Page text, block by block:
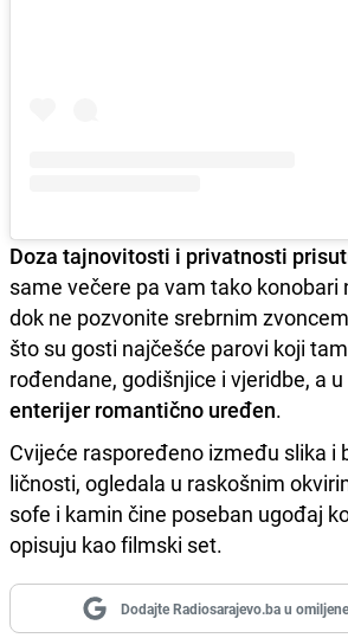
Doza tajnovitosti i privatnosti
same večere pa vam tako konobari
dok ne pozvonite srebrnim
što su gosti najčešće parovi koji
rođendane, godišnjice i vjeridbe, a
enterijer romantično uređen.
Cvijeće raspoređeno između slika i
ličnosti, ogledala u raskošnim
sofe i kamin čine poseban ugođaj
opisuju kao filmski set.
Dodajte Radiosarajevo.ba u